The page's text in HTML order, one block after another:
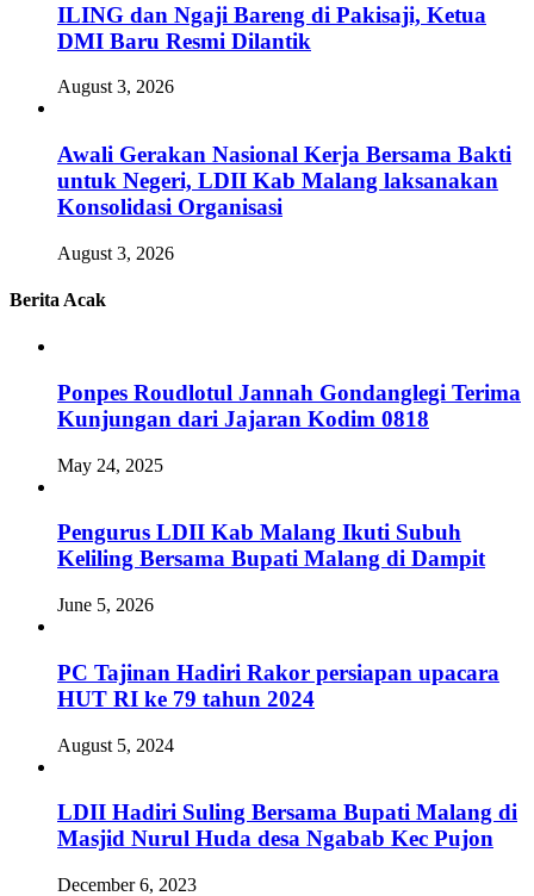
ILING dan Ngaji Bareng di Pakisaji, Ketua
DMI Baru Resmi Dilantik
August 3, 2026
Awali Gerakan Nasional Kerja Bersama Bakti
untuk Negeri, LDII Kab Malang laksanakan
Konsolidasi Organisasi
August 3, 2026
Berita Acak
Ponpes Roudlotul Jannah Gondanglegi Terima
Kunjungan dari Jajaran Kodim 0818
May 24, 2025
Pengurus LDII Kab Malang Ikuti Subuh
Keliling Bersama Bupati Malang di Dampit
June 5, 2026
PC Tajinan Hadiri Rakor persiapan upacara
HUT RI ke 79 tahun 2024
August 5, 2024
LDII Hadiri Suling Bersama Bupati Malang di
Masjid Nurul Huda desa Ngabab Kec Pujon
December 6, 2023